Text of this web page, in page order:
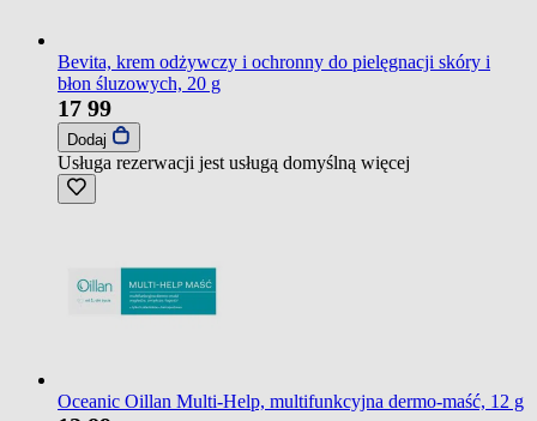
Bevita, krem odżywczy i ochronny do pielęgnacji skóry i
błon śluzowych, 20 g
17 99
Dodaj
Usługa rezerwacji jest usługą domyślną więcej
Oceanic Oillan Multi-Help, multifunkcyjna dermo-maść, 12 g